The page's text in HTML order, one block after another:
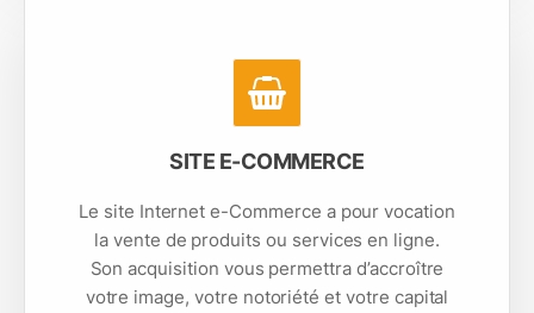
SITE E-COMMERCE
Le site Internet e-Commerce a pour vocation
la vente de produits ou services en ligne.
Son acquisition vous permettra d’accroître
votre image, votre notoriété et votre capital